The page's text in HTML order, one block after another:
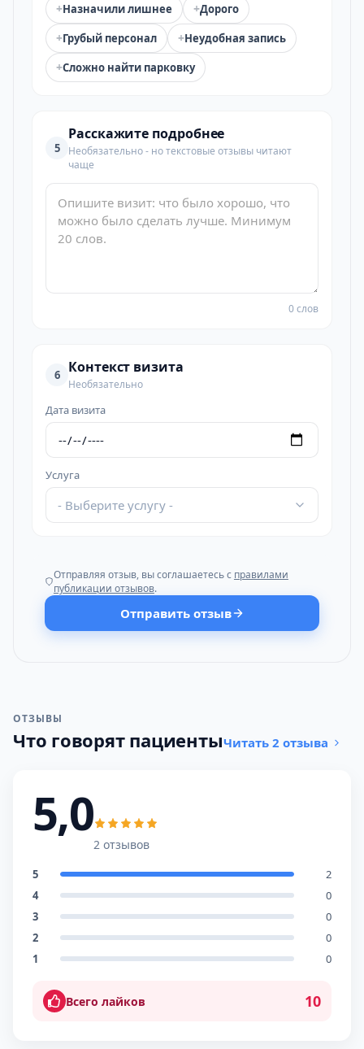
+Назначили лишнее +Дорого
+Грубый персонал +Неудобная запись
+Сложно найти парковку
5
Расскажите подробнее
Необязательно - но текстовые отзывы читают
чаще
0 слов
6 Контекст визита
Необязательно
Дата визита
Услуга
- Выберите услугу -
Отправляя отзыв, вы соглашаетесь с правилами
публикации отзывов.
Отправить отзыв
ОТЗЫВЫ
Что говорят пациентыЧитать 2 отзыва
5,0
2 отзывов
5
2
4
0
3
0
2
0
1
0
Всего лайков 10